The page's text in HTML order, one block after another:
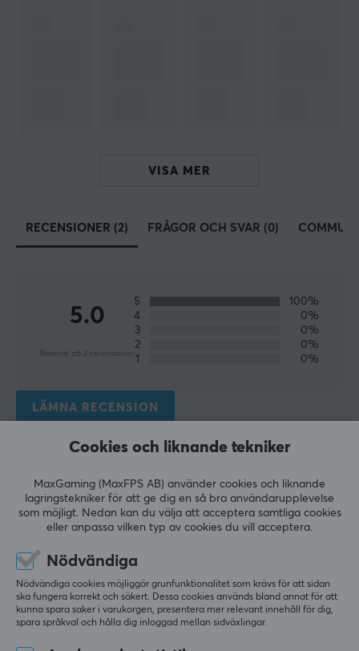
VISA MER
RECENSIONER (2) FRÅGOR OCH SVAR (0)
5.0
Baserat på 2 recensioner
5
100%
4
0%
3
0%
2
0%
1
0%
LÄMNA RECENSION
Alla recensioner
Nikita
Bara bra glid, kan inte säga något dåligt om dem.
De har ett andra lager.
Bra
Hittades inte
Cookies och liknande tekniker
MaxGaming (MaxFPS AB) använder cookies och liknande
lagringstekniker för att ge dig en så bra användarupplevelse
som möjligt. Nedan kan du välja att acceptera samtliga cookies
eller anpassa vilken typ av cookies du vill acceptera.
Nödvändiga
Nödvändiga cookies möjliggör grunfunktionalitet som krävs för att sidan
ska fungera korrekt och säkert. Dessa cookies används bland annat för att
kunna spara saker i varukorgen, presentera mer relevant innehåll för dig,
spara språkval och hålla dig inloggad mellan sidväxlingar.